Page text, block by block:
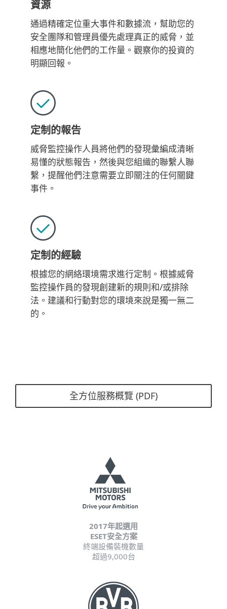
資源
通過精確定位重大事件和數據流，幫助您的
安全團隊和管理員優先處理真正的威脅，並
相應地簡化他們的工作量。觀察你的投資的
明顯回報。
定制的報告
威脅監控操作人員將他們的發現彙編成清晰
易懂的狀態報告，然後與您組織的聯繫人聯
繫，提醒他們注意需要立即關注的任何關鍵
事件。
定制的經驗
根據您的網絡環境需求進行定制。根據威脅
監控操作員的發現創建新的規則和/或排除
法。建議和行動對您的環境來說是獨一無二
的。
全方位服務概覽 (PDF)
2017年起選用
ESET安全方案
終端設備裝機數量
超過9,000台